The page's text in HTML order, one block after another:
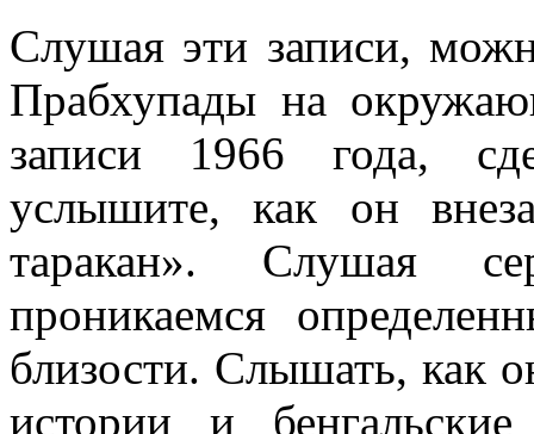
Слушая эти записи,
Прабхупады на
записи 1966 года,
услышите, как он
таракан». Слушая
проникаемся
близости. Слышать, как
истории и